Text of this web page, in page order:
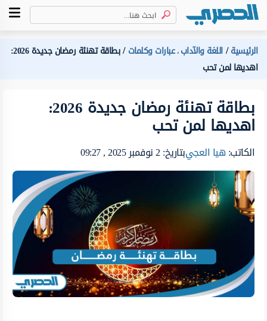
الرئيسية اللغة والآداب،عبارات وكلمات
بطاقة تهنئة رمضان جديدة 2026:
اهديها لمن تحب
بطاقة تهنئة رمضان جديدة 2026:
اهديها لمن تحب
الكاتب:هيا العجيبتاريخ: 2 نوفمبر 2025 , 09:27